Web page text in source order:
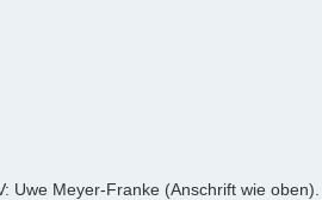
Uwe Meyer-Franke (Anschrift wie oben).